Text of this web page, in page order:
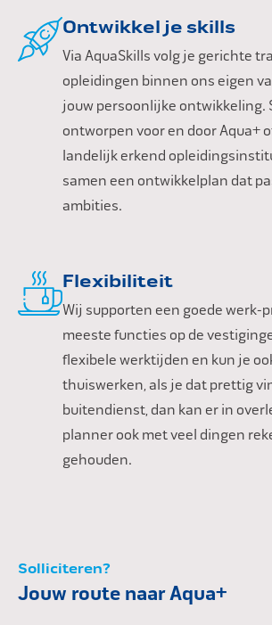
Ontwikkel je skills
Via AquaSkills volg je gerichte
opleidingen binnen ons eigen
jouw persoonlijke ontwikkeling.
ontworpen voor en door Aqua+
landelijk erkend
samen een ontwikkelplan dat
ambities.
Flexibiliteit
Wij supporten een goede werk-
meeste functies op de
flexibele werktijden en kun je
thuiswerken, als je dat prettig
buitendienst, dan kan er in
planner ook met veel dingen
gehouden.
Solliciteren?
Jouw route naar Aqua+